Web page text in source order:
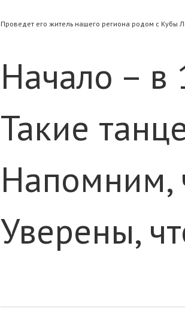
Проведет его житель нашего региона родом с Кубы
Начало – в
Такие
Напомним,
Уверены,